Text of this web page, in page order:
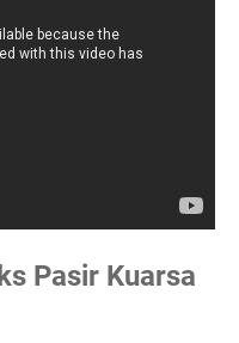
Pasir Kuarsa